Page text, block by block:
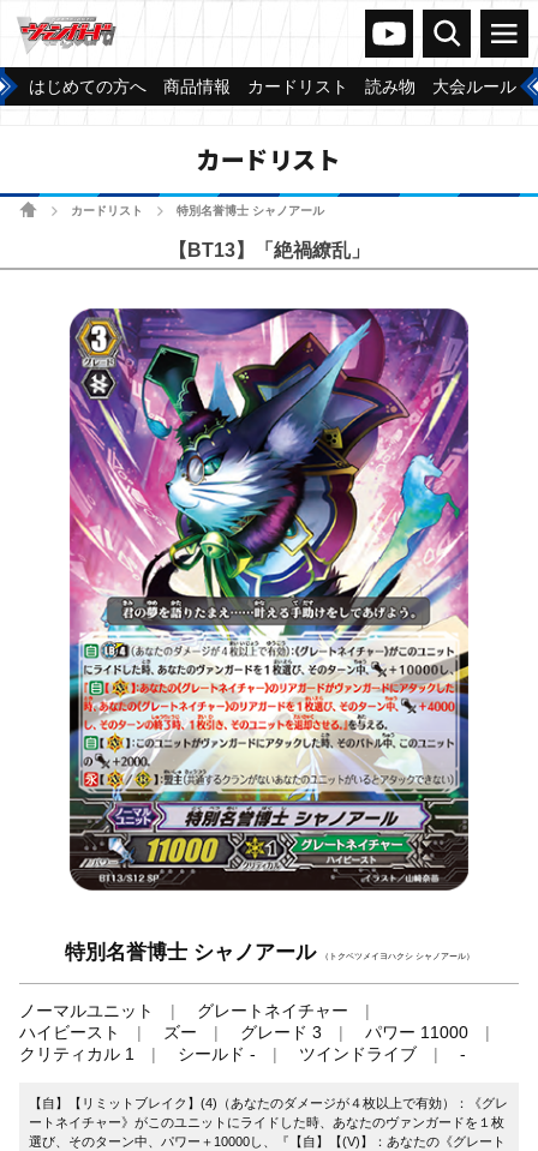
ヴァンガードch
検索 メニュー
はじめての方へ 商品情報 カードリスト 読み物 大会ルール
カードリスト
ホームカードリスト 特別名誉博士 シャノアール
【BT13】「絶禍繚乱」
特別名誉博士 シャノアール （トクベツメイヨハクシ シャノアール）
ノーマルユニット
グレートネイチャー
ハイビースト
ズー グレード 3
パワー 11000
クリティカル 1
シールド - ツインドライブ -
【自】【リミットブレイク】(4)（あなたのダメージが４枚以上で有効）：《グレ
ートネイチャー》がこのユニットにライドした時、あなたのヴァンガードを１枚
選び、そのターン中、パワー＋10000し、『【自】【(V)】：あなたの《グレート